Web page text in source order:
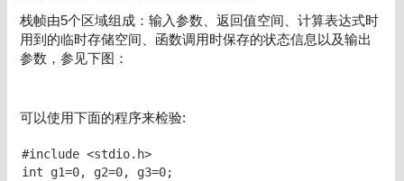
栈帧由5个区域组成：输入参数、返回值空间、计算表达式时
用到的临时存储空间、函数调用时保存的状态信息以及输出
参数，参见下图：
可以使用下面的程序来检验:
#include <stdio.h>
int g1=0, g2=0, g3=0;